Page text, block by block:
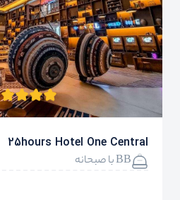
25hours Hotel One Central
BB با صبحانه